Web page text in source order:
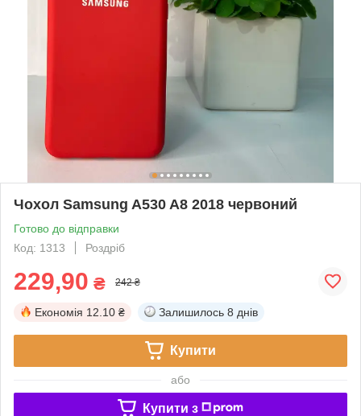
Чохол Samsung A530 A8 2018 червоний
Готово до відправки
Код: 1313
Роздріб
229,90 ₴ 242 ₴
Економія 12.10 ₴ Залишилось 8 днів
Купити
або
Купити з